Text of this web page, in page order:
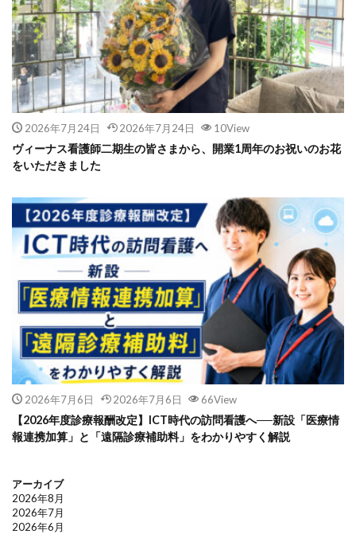
2026年7月24日 2026年7月24日 10View
ヴィーナス看護師二期生の皆さまから、開業1周年のお祝いのお花
をいただきました
2026年7月6日 2026年7月6日 66View
【2026年度診療報酬改定】ICT時代の訪問看護へ──新設「医療情
報連携加算」と「遠隔診療補助料」をわかりやすく解説
アーカイブ
2026年8月
2026年7月
2026年6月